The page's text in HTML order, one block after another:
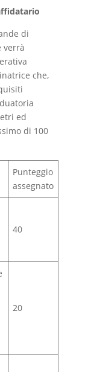
di
verrà
che,
ed
di 100
Punteggio
assegnato
40
20